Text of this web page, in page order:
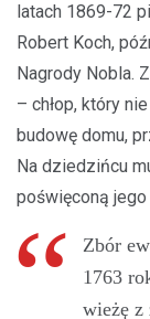
latach 1869-72
Robert Koch,
Nagrody Nobla.
– chłop, który
budowę domu,
Na dziedzińcu
poświęconą
Zbór
1763
wieżę z